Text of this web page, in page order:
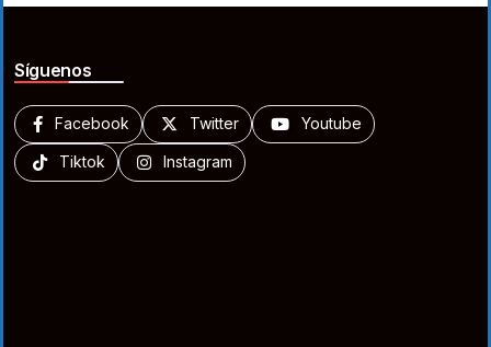
Síguenos
Facebook Twitter Youtube
Tiktok Instagram